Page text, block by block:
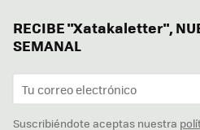
RECIBE "Xatakaletter",
SEMANAL
Suscribiéndote aceptas nuestra